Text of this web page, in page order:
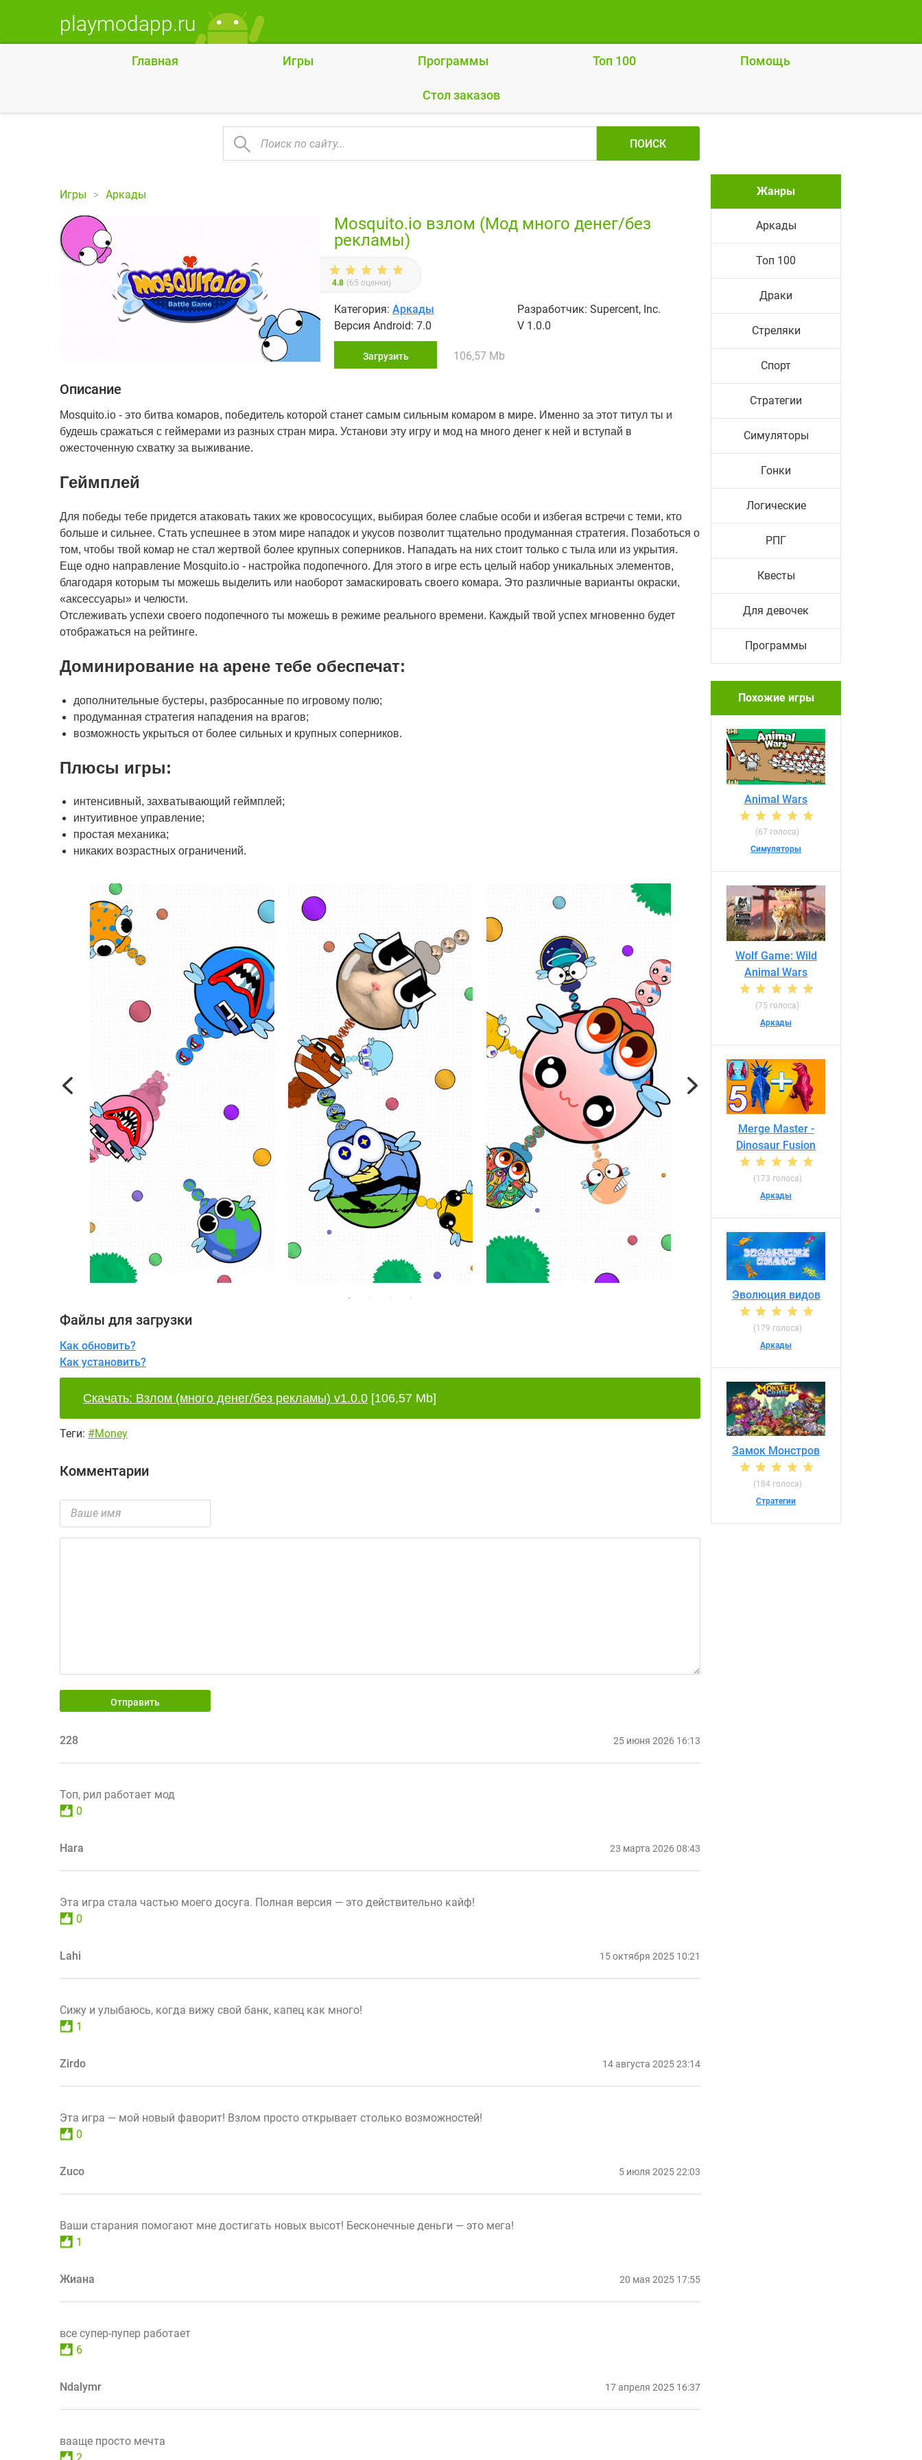
playmodapp.ru
Главная Игры Программы Топ 100 Помощь
Cтол заказов
ПОИСК
Игры Аркады
Mosquito.io взлом (Мод много денег/без
рекламы)
4.8 (65 оценки)
Категория: Аркады
Разработчик: Supercent, Inc.
Версия Android: 7.0
V 1.0.0
Загрузить 106,57 Mb
Описание
Mosquito.io - это битва комаров, победитель которой станет самым сильным комаром в мире. Именно за этот титул ты и
будешь сражаться с геймерами из разных стран мира. Установи эту игру и мод на много денег к ней и вступай в
ожесточенную схватку за выживание.
Геймплей
Для победы тебе придется атаковать таких же кровососущих, выбирая более слабые особи и избегая встречи с теми, кто
больше и сильнее. Стать успешнее в этом мире нападок и укусов позволит тщательно продуманная стратегия. Позаботься о
том, чтобы твой комар не стал жертвой более крупных соперников. Нападать на них стоит только с тыла или из укрытия.
Еще одно направление Mosquito.io - настройка подопечного. Для этого в игре есть целый набор уникальных элементов,
благодаря которым ты можешь выделить или наоборот замаскировать своего комара. Это различные варианты окраски,
«аксессуары» и челюсти.
Отслеживать успехи своего подопечного ты можешь в режиме реального времени. Каждый твой успех мгновенно будет
отображаться на рейтинге.
Доминирование на арене тебе обеспечат:
дополнительные бустеры, разбросанные по игровому полю;
продуманная стратегия нападения на врагов;
возможность укрыться от более сильных и крупных соперников.
Плюсы игры:
интенсивный, захватывающий геймплей;
интуитивное управление;
простая механика;
никаких возрастных ограничений.
Previous Next
Файлы для загрузки
Как обновить?
Как установить?
Скачать: Взлом (много денег/без рекламы) v1.0.0 [106,57 Mb]
Теги: #Money
Комментарии
Отправить
228 25 июня 2026 16:13
Топ, рил работает мод
0
Hara 23 марта 2026 08:43
Эта игра стала частью моего досуга. Полная версия — это действительно кайф!
0
Lahi 15 октября 2025 10:21
Сижу и улыбаюсь, когда вижу свой банк, капец как много!
1
Zirdo 14 августа 2025 23:14
Эта игра — мой новый фаворит! Взлом просто открывает столько возможностей!
0
Zuco 5 июля 2025 22:03
Ваши старания помогают мне достигать новых высот! Бесконечные деньги — это мега!
1
Жиана 20 мая 2025 17:55
все супер-пупер работает
6
Ndalymr 17 апреля 2025 16:37
вааще просто мечта
Жанры
Аркады
Топ 100
Драки
Стреляки
Спорт
Стратегии
Симуляторы
Гонки
Логические
РПГ
Квесты
Для девочек
Программы
Похожие игры
Animal Wars
(67 голоса)
Симуляторы
Wolf Game: Wild
Animal Wars
(75 голоса)
Аркады
Merge Master -
Dinosaur Fusion
(173 голоса)
Аркады
Эволюция видов
(179 голоса)
Аркады
Замок Монстров
(184 голоса)
Стратегии